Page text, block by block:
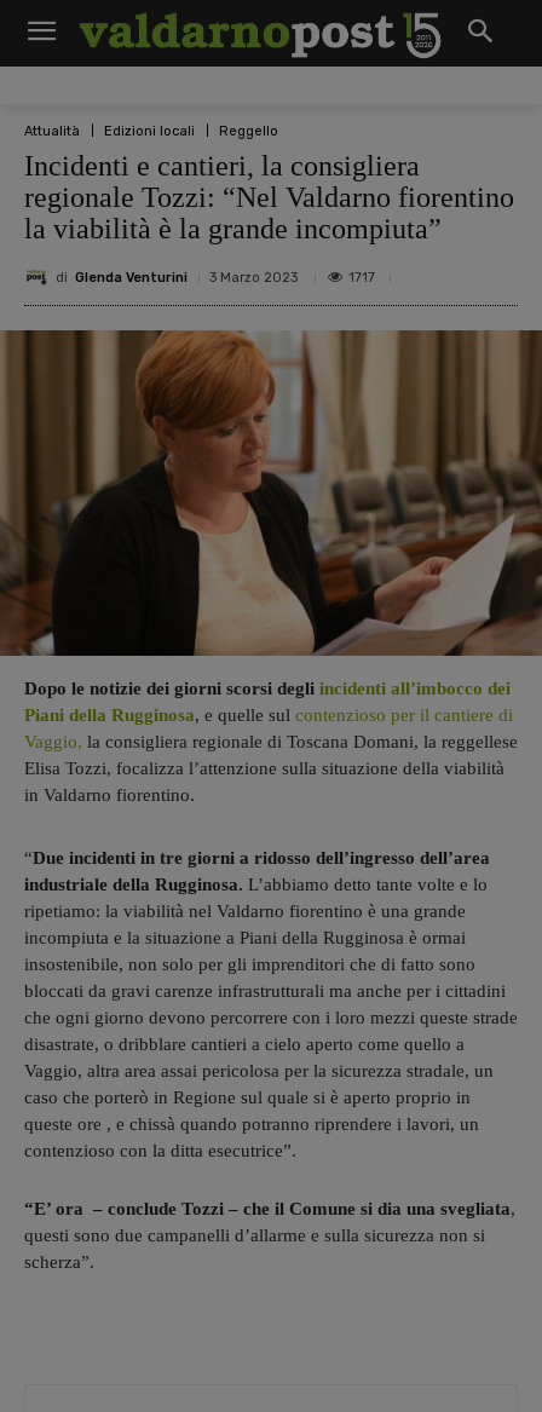
Attualità Edizioni locali Reggello
Incidenti e cantieri, la consigliera
regionale Tozzi: “Nel Valdarno fiorentino
la viabilità è la grande incompiuta”
di Glenda Venturini 3 Marzo 2023 1717
Dopo le notizie dei giorni scorsi degli incidenti all’imbocco dei
Piani della Rugginosa, e quelle sul contenzioso per il cantiere di
Vaggio, la consigliera regionale di Toscana Domani, la reggellese
Elisa Tozzi, focalizza l’attenzione sulla situazione della viabilità
in Valdarno fiorentino.
“Due incidenti in tre giorni a ridosso dell’ingresso dell’area
industriale della Rugginosa. L’abbiamo detto tante volte e lo
ripetiamo: la viabilità nel Valdarno fiorentino è una grande
incompiuta e la situazione a Piani della Rugginosa è ormai
insostenibile, non solo per gli imprenditori che di fatto sono
bloccati da gravi carenze infrastrutturali ma anche per i cittadini
che ogni giorno devono percorrere con i loro mezzi queste strade
disastrate, o dribblare cantieri a cielo aperto come quello a
Vaggio, altra area assai pericolosa per la sicurezza stradale, un
caso che porterò in Regione sul quale si è aperto proprio in
queste ore , e chissà quando potranno riprendere i lavori, un
contenzioso con la ditta esecutrice”.
“E’ ora – conclude Tozzi – che il Comune si dia una svegliata,
questi sono due campanelli d’allarme e sulla sicurezza non si
scherza”.